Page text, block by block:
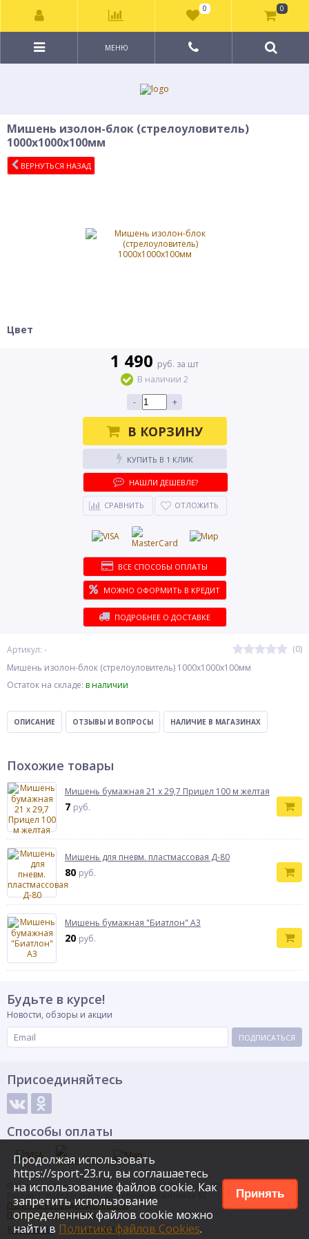
МЕНЮ
Мишень изолон-блок (стрелоуловитель)
1000х1000х100мм
ВЕРНУТЬСЯ НАЗАД
Артикул: -
(0)
Мишень изолон-блок (стрелоуловитель) 1000х1000х100мм
Остаток на складе: в наличии
Цвет
1 490 руб. за шт
В наличии 2
-
+
В КОРЗИНУ
КУПИТЬ В 1 КЛИК
НАШЛИ ДЕШЕВЛЕ?
СРАВНИТЬ ОТЛОЖИТЬ
ВСЕ СПОСОБЫ ОПЛАТЫ
МОЖНО ОФОРМИТЬ В КРЕДИТ
ПОДРОБНЕЕ О ДОСТАВКЕ
ОПИСАНИЕ ОТЗЫВЫ И ВОПРОСЫ НАЛИЧИЕ В МАГАЗИНАХ
Похожие товары
Мишень бумажная 21 х 29,7 Прицел 100 м желтая
7 руб.
Мишень для пневм. пластмассовая Д-80
80 руб.
Мишень бумажная "Биатлон" А3
20 руб.
Продолжая использовать
https://sport-23.ru, вы соглашаетесь
на использование файлов cookie. Как
запретить использование
определенных файлов cookie можно
найти в Политике файлов Cookies.
Принять
Будьте в курсе!
Новости, обзоры и акции
ПОДПИСАТЬСЯ
Присоединяйтесь
Способы оплаты
© Интернет-магазин спортивных товаров Евроспорт, 2015
Россия, г. Новороссийск, ул. Героев Десантников 83
Политика конфиденциальности
Политика файлов Cookies
Контакты Карта сайта
0 0